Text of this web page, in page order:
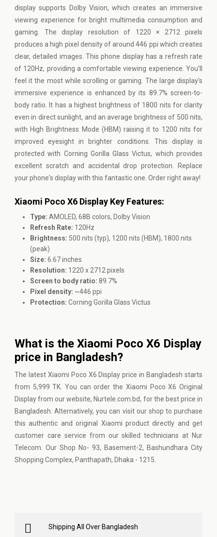
display supports Dolby Vision, which creates an immersive
viewing experience for bright multimedia consumption and
gaming. The display resolution of 1220 × 2712 pixels
produces a high pixel density of around 446 ppi which creates
clear, detailed images. This phone display has a refresh rate
of 120Hz, providing a comfortable viewing experience. You'll
feel it the most while scrolling or gaming. The large display's
immersive experience is enhanced by its 89.7% screen-to-
body ratio. It has a highest brightness of 1800 nits for clarity
even in direct sunlight, and an average brightness of 500 nits,
with High Brightness Mode (HBM) raising it to 1200 nits for
improved eyesight in brighter conditions. This display is
protected with Corning Gorilla Glass Victus, which provides
excellent scratch and accidental drop protection. Replace
your phone's display with this fantastic one. Order right away!
Xiaomi Poco X6 Display Key Features:
Type: AMOLED, 68B colors, Dolby Vision
Refresh Rate: 120Hz
Brightness: 500 nits (typ), 1200 nits (HBM), 1800 nits
(peak)
Size: 6.67 inches
Resolution: 1220 x 2712 pixels
Screen to body ratio: 89.7%
Pixel density: ~446 ppi
Protection: Corning Gorilla Glass Victus
What is the Xiaomi Poco X6 Display
price in Bangladesh?
The latest Xiaomi Poco X6 Display price in Bangladesh starts
from 5,999 TK. You can order the Xiaomi Poco X6 Original
Display from our website, Nurtele.com.bd, for the best price in
Bangladesh. Alternatively, you can visit our shop to purchase
this authentic and original Xiaomi product directly and get
customer care service from our skilled technicians at Nur
Telecom. Our Shop No- 93, Basement-2, Bashundhara City
Shopping Complex, Panthapath, Dhaka - 1215.
Shipping All Over Bangladesh